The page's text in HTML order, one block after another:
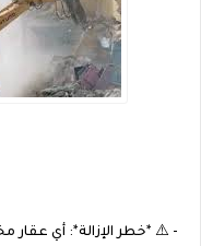
- ⚠️ *خطر الإزالة*: أي